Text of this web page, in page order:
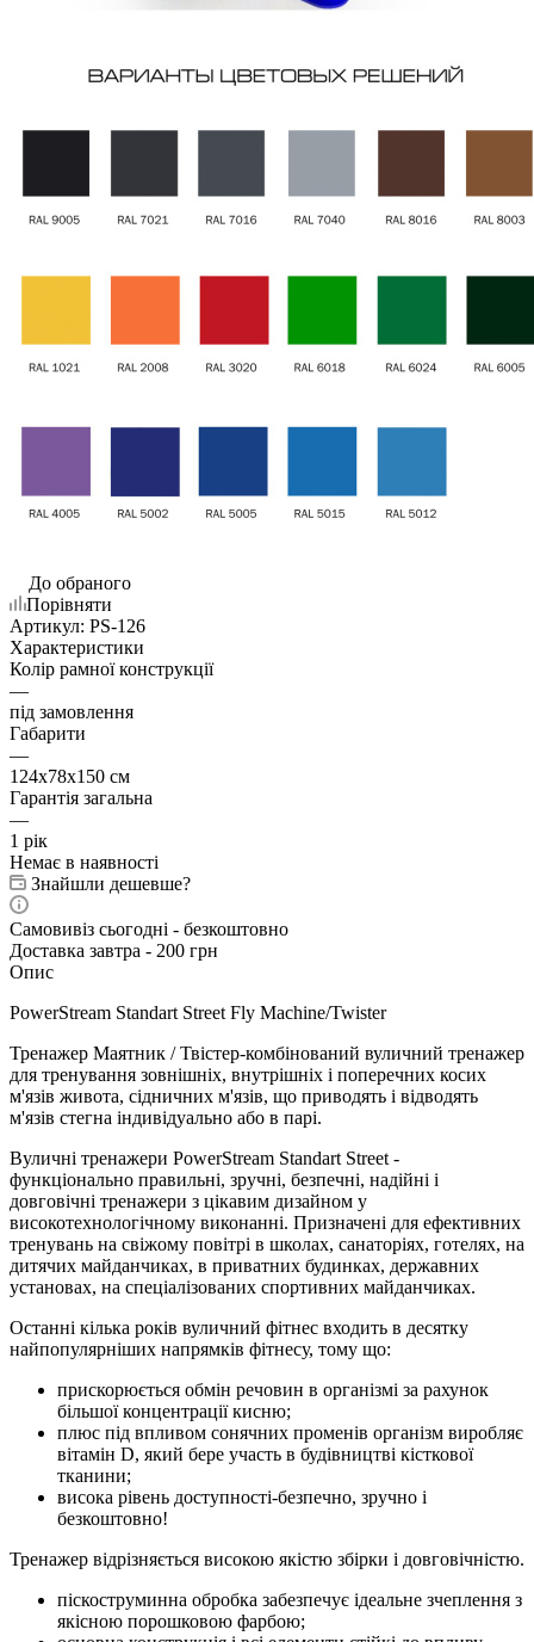
До обраного
Порівняти
Артикул: PS-126
Характеристики
Колір рамної конструкції
—
під замовлення
Габарити
—
124х78х150 см
Гарантія загальна
—
1 рік
Немає в наявності
Знайшли дешевше?
Самовивіз сьогодні - безкоштовно
Доставка завтра - 200 грн
Опис
PowerStream Standart Street Fly Machine/Twister
Тренажер Маятник / Твістер-комбінований вуличний тренажер
для тренування зовнішніх, внутрішніх і поперечних косих
м'язів живота, сідничних м'язів, що приводять і відводять
м'язів стегна індивідуально або в парі.
Вуличні тренажери PowerStream Standart Street -
функціонально правильні, зручні, безпечні, надійні і
довговічні тренажери з цікавим дизайном у
високотехнологічному виконанні. Призначені для ефективних
тренувань на свіжому повітрі в школах, санаторіях, готелях, на
дитячих майданчиках, в приватних будинках, державних
установах, на спеціалізованих спортивних майданчиках.
Останні кілька років вуличний фітнес входить в десятку
найпопулярніших напрямків фітнесу, тому що:
прискорюється обмін речовин в організмі за рахунок
більшої концентрації кисню;
плюс під впливом сонячних променів організм виробляє
вітамін D, який бере участь в будівництві кісткової
тканини;
висока рівень доступності-безпечно, зручно і
безкоштовно!
Тренажер відрізняється високою якістю збірки і довговічністю.
піскоструминна обробка забезпечує ідеальне зчеплення з
якісною порошковою фарбою;